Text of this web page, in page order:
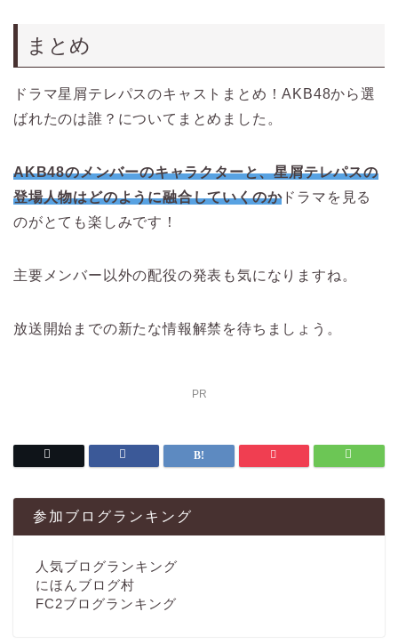
まとめ
ドラマ星屑テレパスのキャストまとめ！AKB48から選
ばれたのは誰？についてまとめました。
AKB48のメンバーのキャラクターと、星屑テレパスの
登場人物はどのように融合していくのかドラマを見る
のがとても楽しみです！
主要メンバー以外の配役の発表も気になりますね。
放送開始までの新たな情報解禁を待ちましょう。
PR
参加ブログランキング
人気ブログランキング
にほんブログ村
FC2ブログランキング